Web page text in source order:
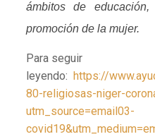
ámbitos de
promoción de la mujer.
Para seguir
leyendo: https://
80-religiosas-niger-
utm_source=email03-